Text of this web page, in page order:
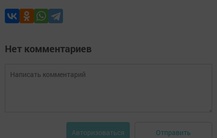
Нет комментариев
Авторизоваться Отправить